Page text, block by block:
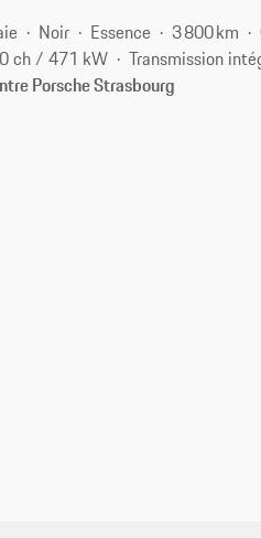
Noir Essence 3 800 km
ch / 471 kW
Transmission
Porsche Strasbourg